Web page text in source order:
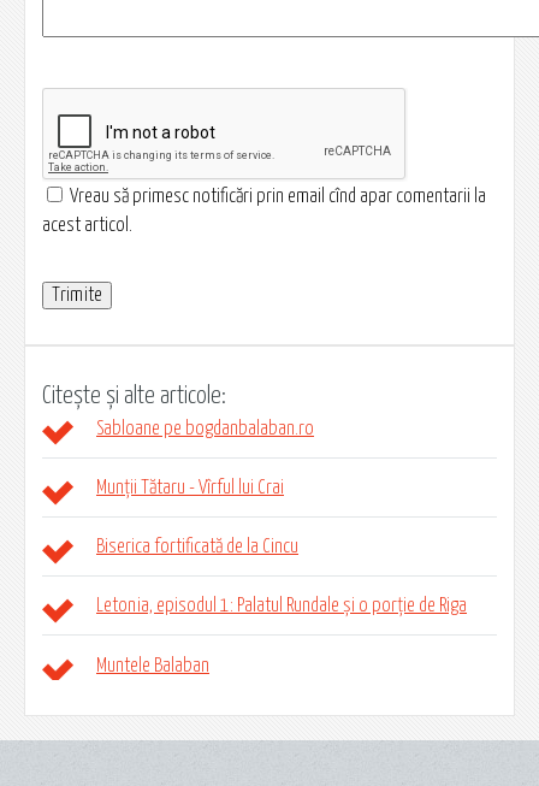
Vreau să primesc notificări prin email cînd apar comentarii la
acest articol.
Citește și alte articole:
Sabloane pe bogdanbalaban.ro
Munții Tătaru - Vîrful lui Crai
Biserica fortificată de la Cincu
Letonia, episodul 1: Palatul Rundale și o porție de Riga
Muntele Balaban